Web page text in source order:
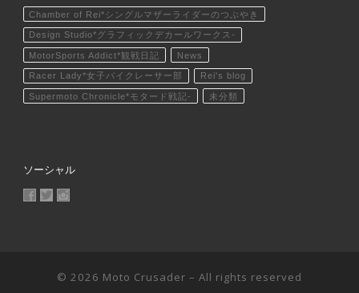
Chamber of Rei*シングルマザーライダーのつぶやき
Design Studio*グラフィックデカールワークス-
MotorSports Addict*観戦日記 News
Racer Lady*女子バイクレーサー部 Rei's blog
Supermoto Chronicle*モタード戦記- 未分類
ソーシャル
MotoCrusader さんのプロフィールを Facebook で表示
@MotoCrusader さんのプロフィールを Twitter で表示
© 2026 Moto Crusader – All rights reserved